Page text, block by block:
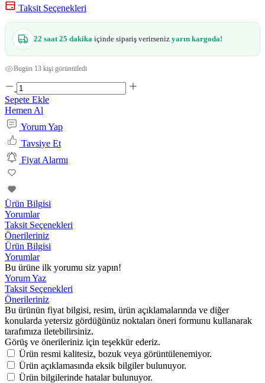
Taksit Seçenekleri
22 saat 25 dakika içinde sipariş verirseniz yarın kargoda!
Bugün 13 kişi görüntüledi
Sepete Ekle
Hemen Al
Yorum Yap
Tavsiye Et
Fiyat Alarmı
Ürün Bilgisi
Yorumlar
Taksit Seçenekleri
Önerileriniz
Ürün Bilgisi
Yorumlar
Bu ürüne ilk yorumu siz yapın!
Yorum Yaz
Taksit Seçenekleri
Önerileriniz
Bu ürünün fiyat bilgisi, resim, ürün açıklamalarında ve diğer
konularda yetersiz gördüğünüz noktaları öneri formunu kullanarak
tarafımıza iletebilirsiniz.
Görüş ve önerileriniz için teşekkür ederiz.
Ürün resmi kalitesiz, bozuk veya görüntülenemiyor.
Ürün açıklamasında eksik bilgiler bulunuyor.
Ürün bilgilerinde hatalar bulunuyor.